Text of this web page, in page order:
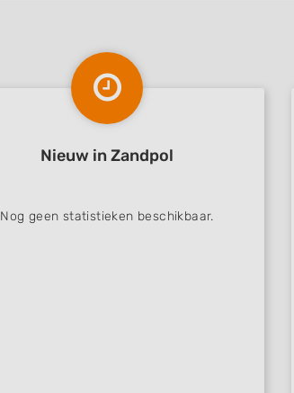
Nieuw in Zandpol
Nog geen statistieken beschikbaar.